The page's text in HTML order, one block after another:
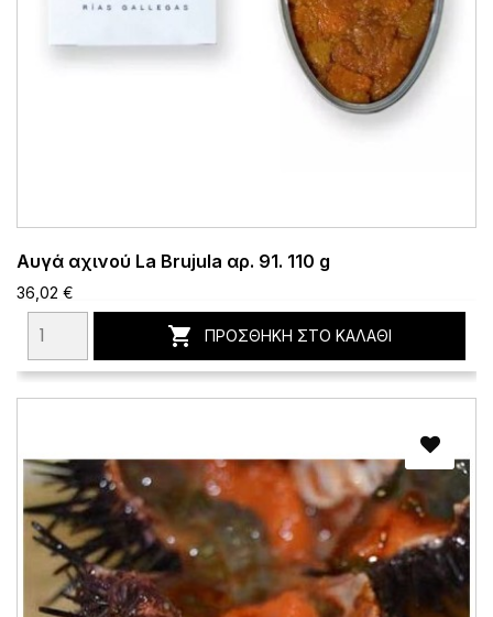
Αυγά αχινού La Brujula αρ. 91. 110 g
36,02 €
 ΠΡΟΣΘΉΚΗ ΣΤΟ ΚΑΛΆΘΙ